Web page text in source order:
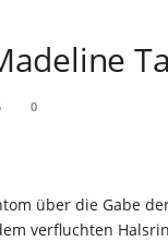
0
über die Gabe
verfluchten